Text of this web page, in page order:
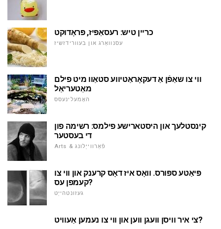
כריין טיש: רעסאַפּיז, פּראָדוקט
עסנוואַרג און בעוורידזשיז
ווי צו שאַפֿן אַ דעקאָראַטיווע סטאַוו מיט פילם
מאַטעריאַל
האָמעלינעסס
קינסטלעך און היסטארישע פילמס: רשימה פון
די בעסטער
Arts & פֿאַרווייַלונג
פּיאַטע ספּורס. וואָס איז דאָס קרענק און ווי צו
קעמפן עס?
געזונטהייַט
צי איר וויסן וועגן ווען און ווי צו נעמען אַעוויט?